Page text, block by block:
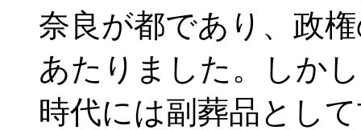
奈良が都であり、政
あたりました。しか
時代には副葬品とし